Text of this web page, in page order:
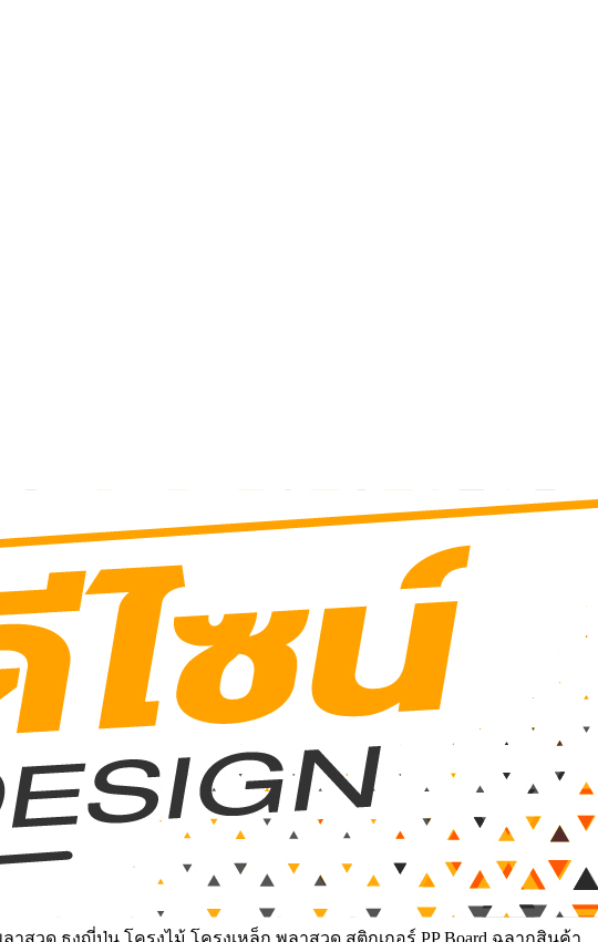
วูด ธงญี่ปุ่น โครงไม้ โครงเหล็ก พลาสวูด สติกเกอร์ PP Board ฉลากสินค้า